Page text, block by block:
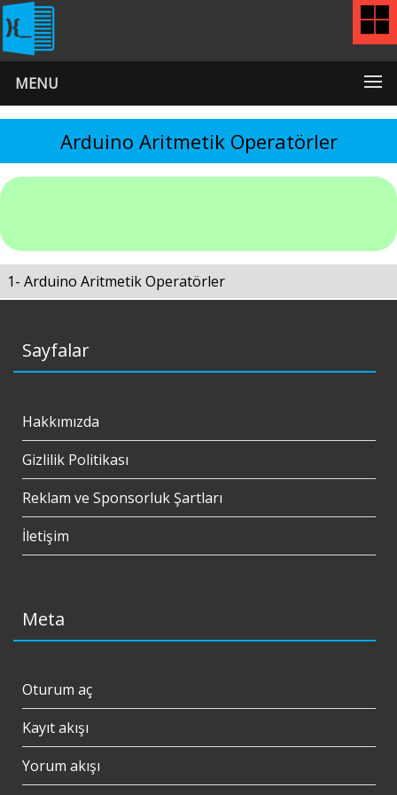
MENU
Arduino Aritmetik Operatörler
1- Arduino Aritmetik Operatörler
Sayfalar
Hakkımızda
Gizlilik Politikası
Reklam ve Sponsorluk Şartları
İletişim
Meta
Oturum aç
Kayıt akışı
Yorum akışı